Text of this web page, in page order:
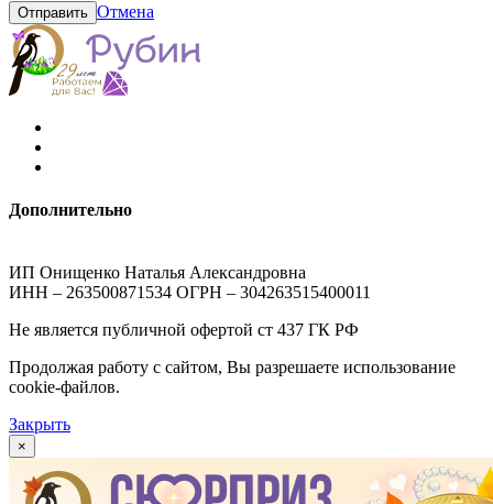
Отправить Отмена
Дополнительно
ИП Онищенко Наталья Александровна
ИНН – 263500871534 ОГРН – 304263515400011
Не является публичной офертой ст 437 ГК РФ
Продолжая работу с сайтом, Вы разрешаете использование
cookie-файлов.
Закрыть
×